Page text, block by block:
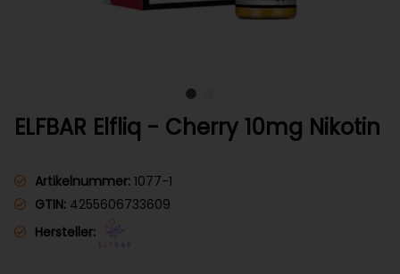
ELFBAR Elfliq - Cherry 10mg Nikotin
Artikelnummer: 1077-1
GTIN: 4255606733609
Hersteller: